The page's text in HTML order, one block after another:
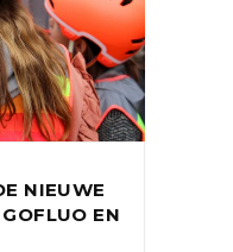
NIEUWE
EN